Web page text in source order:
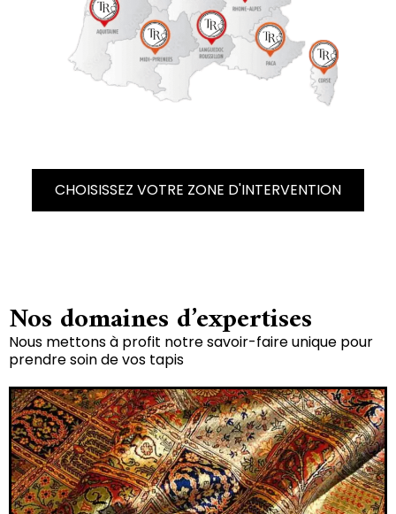
CHOISISSEZ VOTRE ZONE D'INTERVENTION
Nos domaines d’expertises
Nous mettons à profit notre savoir-faire unique pour
prendre soin de vos tapis